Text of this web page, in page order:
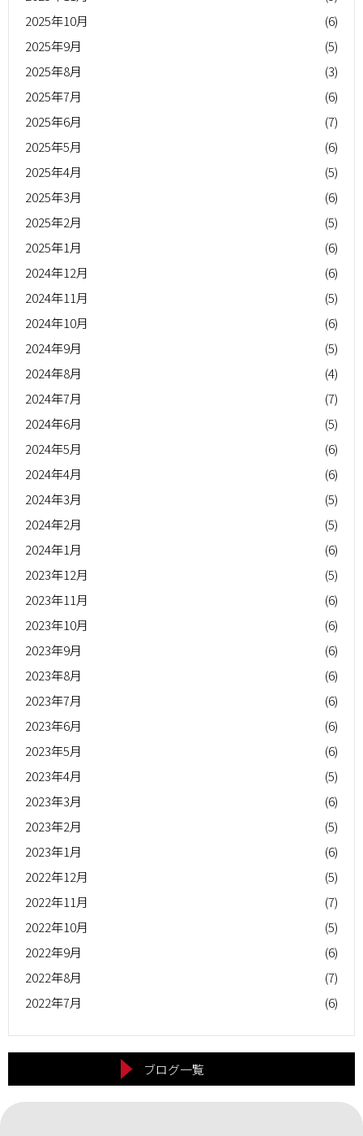
2025年10月
(6)
2025年9月
(5)
2025年8月
(3)
2025年7月
(6)
2025年6月
(7)
2025年5月
(6)
2025年4月
(5)
2025年3月
(6)
2025年2月
(5)
2025年1月
(6)
2024年12月
(6)
2024年11月
(5)
2024年10月
(6)
2024年9月
(5)
2024年8月
(4)
2024年7月
(7)
2024年6月
(5)
2024年5月
(6)
2024年4月
(6)
2024年3月
(5)
2024年2月
(5)
2024年1月
(6)
2023年12月
(5)
2023年11月
(6)
2023年10月
(6)
2023年9月
(6)
2023年8月
(6)
2023年7月
(6)
2023年6月
(6)
2023年5月
(6)
2023年4月
(5)
2023年3月
(6)
2023年2月
(5)
2023年1月
(6)
2022年12月
(5)
2022年11月
(7)
2022年10月
(5)
2022年9月
(6)
2022年8月
(7)
2022年7月
(6)
ブログ一覧